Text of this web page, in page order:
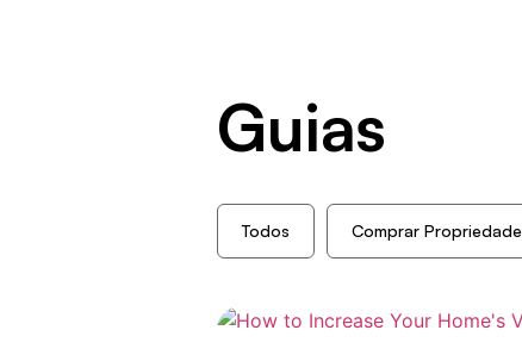
Guias
Todos Comprar Propriedade